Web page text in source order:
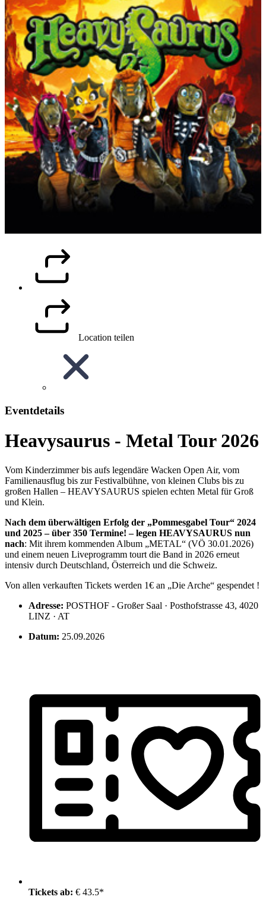
Location teilen
Eventdetails
Heavysaurus - Metal Tour 2026
Vom Kinderzimmer bis aufs legendäre Wacken Open Air, vom
Familienausflug bis zur Festivalbühne, von kleinen Clubs bis zu
großen Hallen – HEAVYSAURUS spielen echten Metal für Groß
und Klein.
Nach dem überwältigen Erfolg der „Pommesgabel Tour“ 2024
und 2025 – über 350 Termine! – legen HEAVYSAURUS nun
nach: Mit ihrem kommenden Album „METAL“ (VÖ 30.01.2026)
und einem neuen Liveprogramm tourt die Band in 2026 erneut
intensiv durch Deutschland, Österreich und die Schweiz.
Von allen verkauften Tickets werden 1€ an „Die Arche“ gespendet !
Adresse: POSTHOF - Großer Saal · Posthofstrasse 43, 4020
LINZ · AT
Datum: 25.09.2026
Tickets ab: € 43.5*